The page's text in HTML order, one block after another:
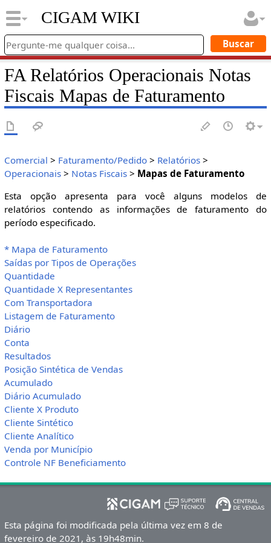
CIGAM WIKI
FA Relatórios Operacionais Notas
Fiscais Mapas de Faturamento
Comercial > Faturamento/Pedido> Relatórios>
Operacionais> Notas Fiscais> Mapas de Faturamento
Esta opção apresenta para você alguns modelos de
relatórios contendo as informações de faturamento do
período especificado.
* Mapa de Faturamento
Saídas por Tipos de Operações
Quantidade
Quantidade X Representantes
Com Transportadora
Listagem de Faturamento
Diário
Conta
Resultados
Posição Sintética de Vendas
Acumulado
Diário Acumulado
Cliente X Produto
Cliente Sintético
Cliente Analítico
Venda por Município
Controle NF Beneficiamento
Esta página foi modificada pela última vez em 8 de
fevereiro de 2021, às 19h48min.